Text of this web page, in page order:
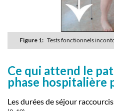
Figure 1: Tests fonctionnels
Ce qui attend le
phase hospitalière
Les durées de séjour